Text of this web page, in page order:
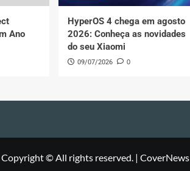
Ano
HyperOS 4 chega em agosto
2026: Conheça as novidades
do seu Xiaomi
09/07/2026 0
Copyright © All rights reserved. | CoverNews